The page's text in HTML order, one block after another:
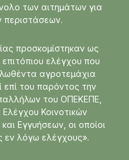
των αιτημάτων για
περιστάσεων.
προσκομίστηκαν ως
επιτόπιου ελέγχου που
αγροτεμάχια
επί του παρόντος την
του ΟΠΕΚΕΠΕ,
Κοινοτικών
Εγγυήσεων, οι οποίοι
εν λόγω ελέγχους».